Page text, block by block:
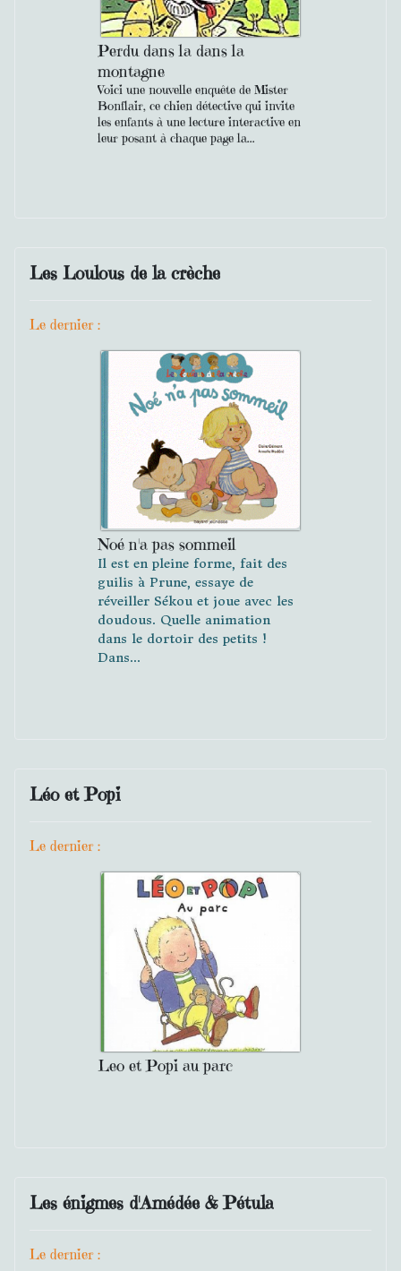
Perdu dans la dans la
montagne
Voici une nouvelle enquête de Mister
Bonflair, ce chien détective qui invite
les enfants à une lecture interactive en
leur posant à chaque page la...
Les Loulous de la crèche
Le dernier :
Noé n'a pas sommeil
Il est en pleine forme, fait des
guilis à Prune, essaye de
réveiller Sékou et joue avec les
doudous. Quelle animation
dans le dortoir des petits !
Dans...
Léo et Popi
Le dernier :
Leo et Popi au parc
Les énigmes d'Amédée & Pétula
Le dernier :